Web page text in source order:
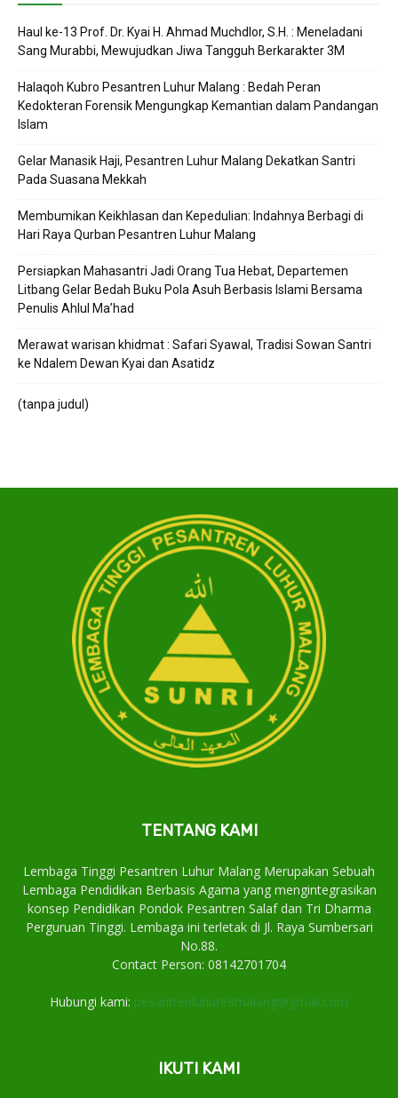
Haul ke-13 Prof. Dr. Kyai H. Ahmad Muchdlor, S.H. : Meneladani
Sang Murabbi, Mewujudkan Jiwa Tangguh Berkarakter 3M
Halaqoh Kubro Pesantren Luhur Malang : Bedah Peran
Kedokteran Forensik Mengungkap Kemantian dalam Pandangan
Islam
Gelar Manasik Haji, Pesantren Luhur Malang Dekatkan Santri
Pada Suasana Mekkah
Membumikan Keikhlasan dan Kepedulian: Indahnya Berbagi di
Hari Raya Qurban Pesantren Luhur Malang
Persiapkan Mahasantri Jadi Orang Tua Hebat, Departemen
Litbang Gelar Bedah Buku Pola Asuh Berbasis Islami Bersama
Penulis Ahlul Ma’had
Merawat warisan khidmat : Safari Syawal, Tradisi Sowan Santri
ke Ndalem Dewan Kyai dan Asatidz
(tanpa judul)
TENTANG KAMI
Lembaga Tinggi Pesantren Luhur Malang Merupakan Sebuah
Lembaga Pendidikan Berbasis Agama yang mengintegrasikan
konsep Pendidikan Pondok Pesantren Salaf dan Tri Dharma
Perguruan Tinggi. Lembaga ini terletak di Jl. Raya Sumbersari
No.88.
Contact Person: 08142701704
Hubungi kami: pesantrenluhur88malang@gmail.com
IKUTI KAMI